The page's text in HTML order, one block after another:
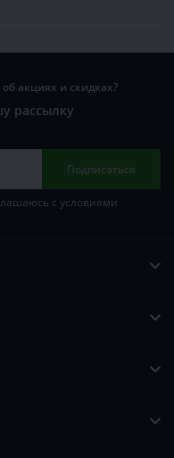
акциях и скидках?
рассылку
Подписаться
с условиями